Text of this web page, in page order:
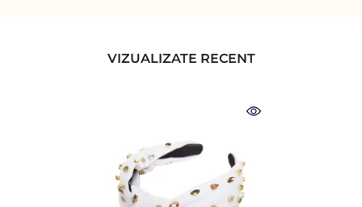
VIZUALIZATE RECENT